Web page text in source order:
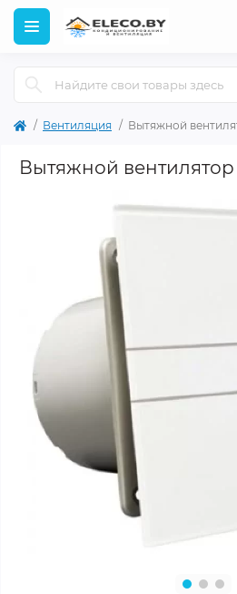
Вентиляция Вытяжной
Вытяжной вентилятор